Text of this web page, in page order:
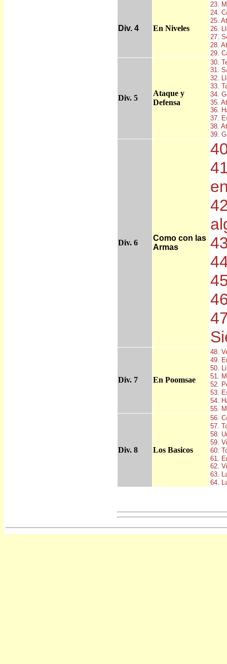
Div. 4 En Niveles
23.
24.
25.
26.
27.
28.
29.
Div. 5
Ataque y
Defensa
30.
31.
32.
33.
34.
35.
36.
37.
38.
39.
Div. 6
Como con las
Armas
Div. 7 En Poomsae
48.
49.
50.
51.
52.
53.
54.
55.
Div. 8 Los Basicos
56.
57.
58.
59.
60.
61.
62.
63.
64.